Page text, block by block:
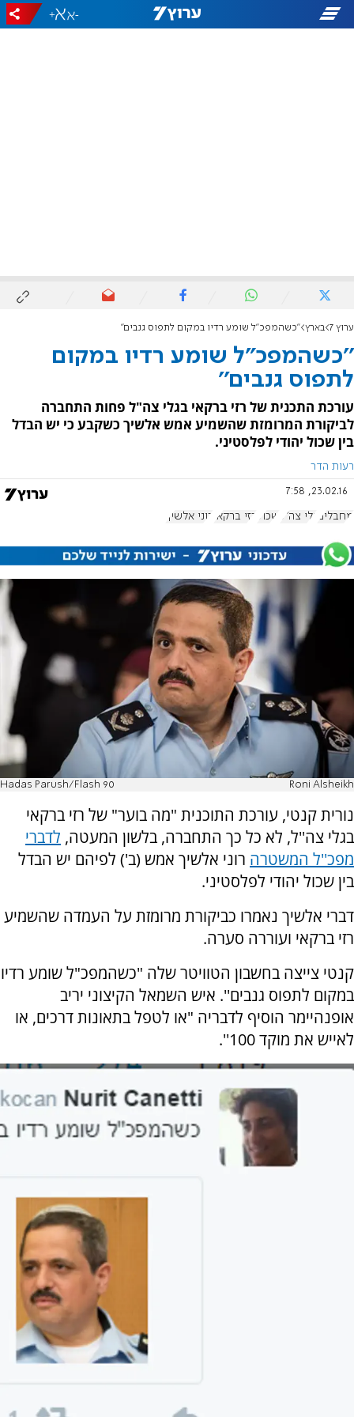
-
+
ערוץ 7 בארץ ''כשהמפכ"ל שומע רדיו במקום לתפוס גנבים''
''כשהמפכ"ל שומע רדיו במקום
לתפוס גנבים''
עורכת התכנית של רזי ברקאי בגלי צה"ל פחות התחברה
לביקורת המרומזת שהשמיע אמש אלשיך כשקבע כי יש הבדל
בין שכול יהודי לפלסטיני.
רעות הדר
23.02.16, 7:58
מחבלים גלי צה"ל שכול רזי ברקאי רוני אלשיך
Roni Alsheikh
Hadas Parush/Flash 90
נורית קנטי, עורכת התוכנית "מה בוער" של רזי ברקאי
בגלי צה''ל, לא כל כך התחברה, בלשון המעטה, לדברי
מפכ''ל המשטרה רוני אלשיך אמש (ב') לפיהם יש הבדל
בין שכול יהודי לפלסטיני.
דברי אלשיך נאמרו כביקורת מרומזת על העמדה שהשמיע
רזי ברקאי ועוררה סערה.
קנטי צייצה בחשבון הטוויטר שלה "כשהמפכ"ל שומע רדיו
במקום לתפוס גנבים''. איש השמאל הקיצוני יריב
אופנהיימר הוסיף לדבריה "או לטפל בתאונות דרכים, או
לאייש את מוקד 100''.